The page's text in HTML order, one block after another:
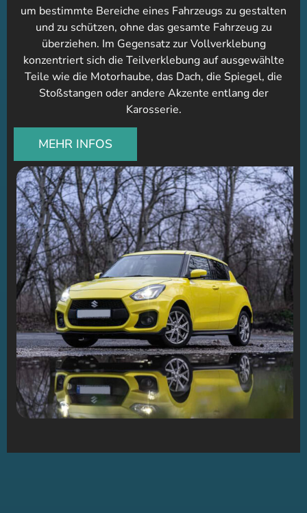
um bestimmte Bereiche eines Fahrzeugs zu gestalten
und zu schützen, ohne das gesamte Fahrzeug zu
überziehen. Im Gegensatz zur Vollverklebung
konzentriert sich die Teilverklebung auf ausgewählte
Teile wie die Motorhaube, das Dach, die Spiegel, die
Stoßstangen oder andere Akzente entlang der
Karosserie.
MEHR INFOS